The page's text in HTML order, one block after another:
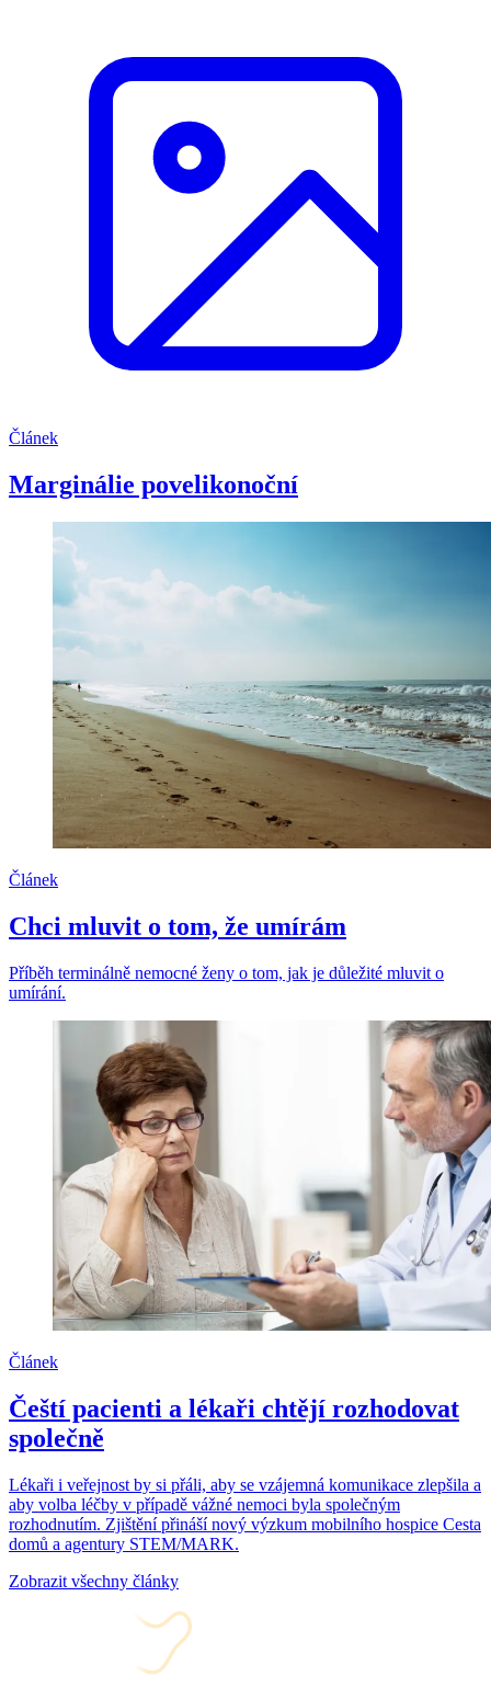
Článek
Marginálie povelikonoční
Článek
Chci mluvit o tom, že umírám
Příběh terminálně nemocné ženy o tom, jak je důležité mluvit o
umírání.
Článek
Čeští pacienti a lékaři chtějí rozhodovat
společně
Lékaři i veřejnost by si přáli, aby se vzájemná komunikace zlepšila a
aby volba léčby v případě vážné nemoci byla společným
rozhodnutím. Zjištění přináší nový výzkum mobilního hospice Cesta
domů a agentury STEM/MARK.
Zobrazit všechny články